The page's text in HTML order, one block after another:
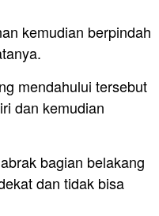
kemudian berpindah
mendahului tersebut
dan kemudian
bagian belakang
dan tidak bisa